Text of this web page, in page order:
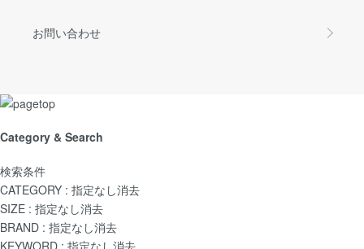
お問い合わせ
Category & Search
検索条件
CATEGORY : 指定なし消去
SIZE : 指定なし消去
BRAND : 指定なし消去
KEYWORD : 指定なし消去